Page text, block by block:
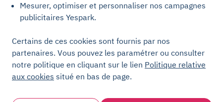
Politique relative aux cookies
Paramètres des cookies
Mentions légales
Charte de transparence
Mesurer, optimiser et personnaliser nos campagnes
publicitaires Yespark.
Certains de ces cookies sont fournis par nos
partenaires. Vous pouvez les paramétrer ou consulter
notre politique en cliquant sur le lien Politique relative
aux cookies situé en bas de page.